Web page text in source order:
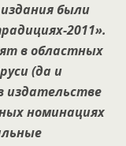
были
2011».
в областных
(да и
издательстве
номинациях